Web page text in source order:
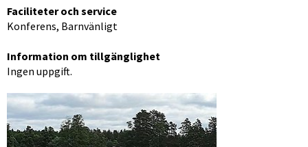
Faciliteter och service
Konferens, Barnvänligt
Information om tillgänglighet
Ingen uppgift.
Förstora bilden